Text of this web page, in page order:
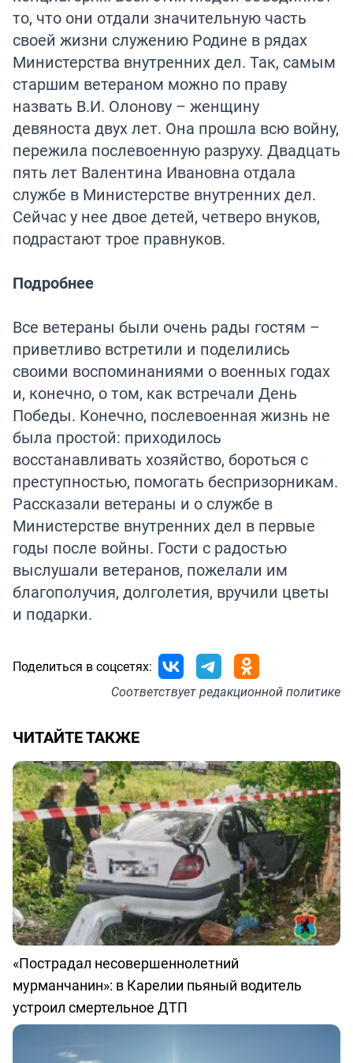
то, что они отдали значительную часть
своей жизни служению Родине в рядах
Министерства внутренних дел. Так, самым
старшим ветераном можно по праву
назвать В.И. Олонову – женщину
девяноста двух лет. Она прошла всю войну,
пережила послевоенную разруху. Двадцать
пять лет Валентина Ивановна отдала
службе в Министерстве внутренних дел.
Сейчас у нее двое детей, четверо внуков,
подрастают трое правнуков.
Подробнее
Все ветераны были очень рады гостям –
приветливо встретили и поделились
своими воспоминаниями о военных годах
и, конечно, о том, как встречали День
Победы. Конечно, послевоенная жизнь не
была простой: приходилось
восстанавливать хозяйство, бороться с
преступностью, помогать беспризорникам.
Рассказали ветераны и о службе в
Министерстве внутренних дел в первые
годы после войны. Гости с радостью
выслушали ветеранов, пожелали им
благополучия, долголетия, вручили цветы
и подарки.
Поделиться в соцсетях:
Соответствуетредакционной политике
ЧИТАЙТЕ ТАКЖЕ
«Пострадал несовершеннолетний
мурманчанин»: в Карелии пьяный водитель
устроил смертельное ДТП